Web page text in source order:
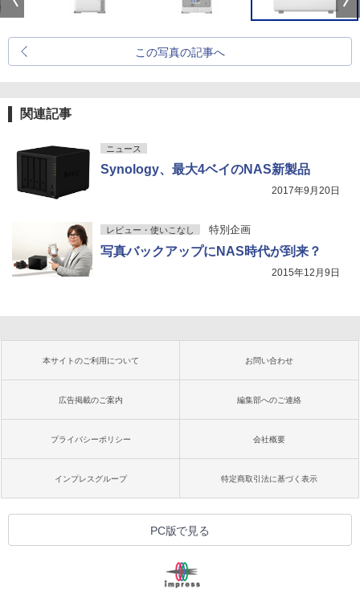
この写真の記事へ
関連記事
ニュース
Synology、最大4ベイのNAS新製品
2017年9月20日
レビュー・使いこなし 特別企画
写真バックアップにNAS時代が到来？
2015年12月9日
本サイトのご利用について お問い合わせ
広告掲載のご案内 編集部へのご連絡
プライバシーポリシー 会社概要
インプレスグループ 特定商取引法に基づく表示
PC版で見る